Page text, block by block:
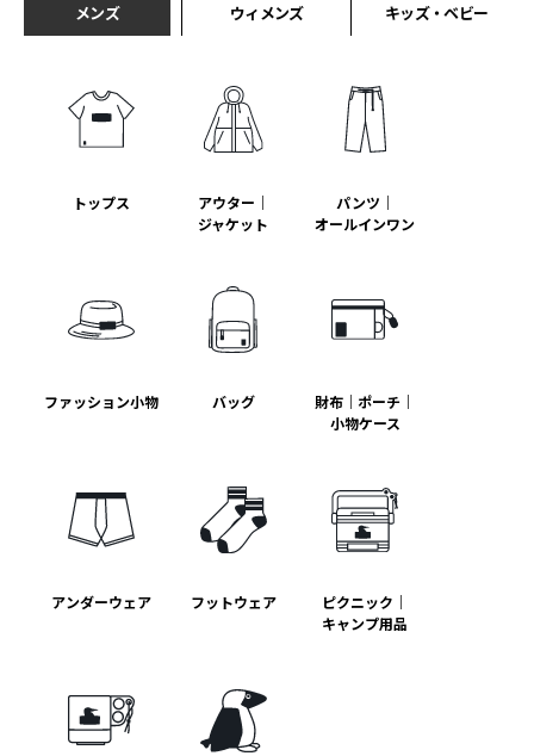
メンズ ウィメンズ キッズ・ベビー
トップス
アウター｜
ジャケット
パンツ｜
オールインワン
ファッション小物 バッグ
財布｜ポーチ｜
小物ケース
アンダーウェア フットウェア
ピクニック｜
キャンプ用品